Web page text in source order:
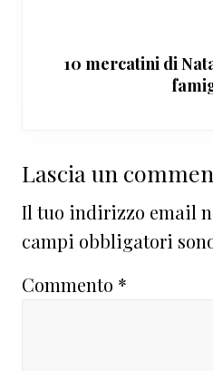
10 mercatini di
Interazioni
del
lettore
Lascia un
Il tuo indirizzo email
campi obbligatori
Commento *